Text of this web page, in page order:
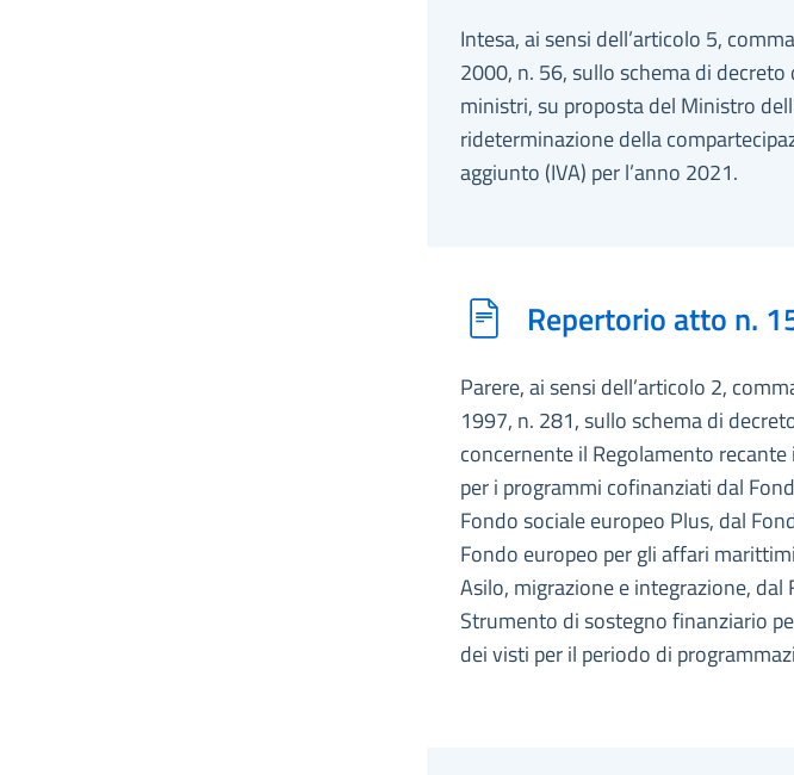
Intesa, ai sensi dell’articolo 5,
2000, n. 56, sullo schema di
ministri, su proposta del Ministro
rideterminazione della
aggiunto (IVA) per l’anno 2021.
Repertorio atto n.
Parere, ai sensi dell’articolo 2,
1997, n. 281, sullo schema di
concernente il Regolamento
per i programmi cofinanziati dal
Fondo sociale europeo Plus, dal
Fondo europeo per gli affari
Asilo, migrazione e integrazione,
Strumento di sostegno finanziario
dei visti per il periodo di